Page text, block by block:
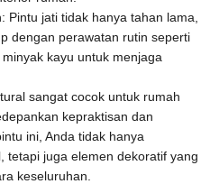
Pintu jati tidak hanya tahan lama,
dengan perawatan rutin seperti
kayu untuk menjaga
sangat cocok untuk rumah
kepraktisan dan
ini, Anda tidak hanya
tetapi juga elemen dekoratif yang
keseluruhan.